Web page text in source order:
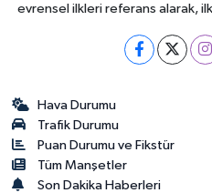
evrensel ilkleri referans alarak,
Hava Durumu
Trafik Durumu
Puan Durumu ve Fikstür
Tüm Manşetler
Son Dakika Haberleri